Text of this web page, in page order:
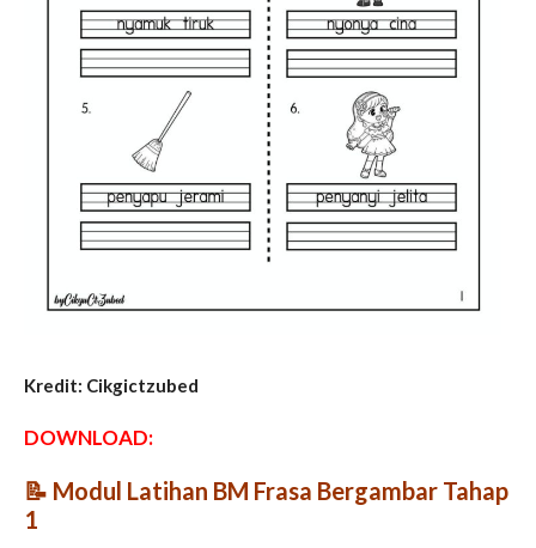
Kredit: Cikgictzubed
DOWNLOAD:
📝 Modul Latihan BM Frasa Bergambar Tahap
1